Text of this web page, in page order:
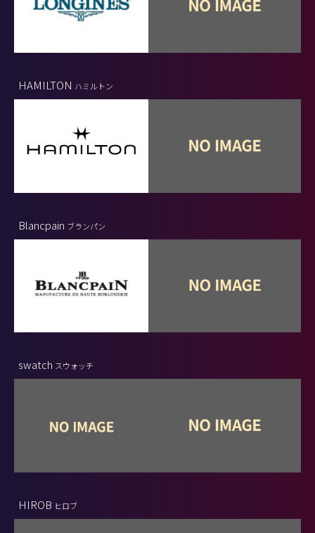
HAMILTON ハミルトン
Blancpain ブランパン
swatch スウォッチ
HIROB ヒロブ